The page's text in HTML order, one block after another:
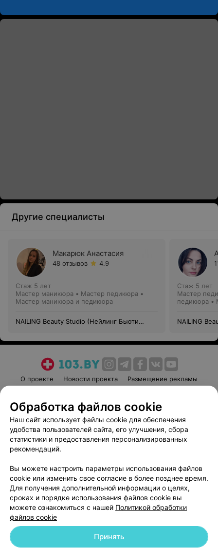
Другие специалисты
Макарюк Анастасия
48 отзывов 4.9
Стаж 5 лет
Мастер маникюра • Мастер педикюра •
Мастер маникюра и педикюра
NAILING Beauty Studio (Нейлинг Бьюти
Стаж 5 лет
Мастер
педикюра •
NAILING
О проекте Новости проекта
Размещение рекламы
Пользовательское соглашение
Способы оплаты
Вакансии
Партнеры
Написать руководителю 103.by
Обработка персональных данных
© 2026 ООО «Артокс Лаб», УНП 191700409 | 220012, Республика Беларусь,
Обработка файлов cookie
Наш сайт использует файлы cookie для обеспечения
удобства пользователей сайта, его улучшения, сбора
статистики и предоставления персонализированных
рекомендаций.
Вы можете настроить параметры использования файлов
cookie или изменить свое согласие в более позднее время.
Для получения дополнительной информации о целях,
сроках и порядке использования файлов cookie вы
можете ознакомиться с нашей Политикой обработки
файлов cookie
Принять